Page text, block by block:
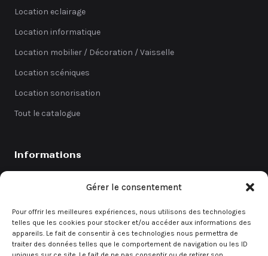
Gérer le consentement
Pour offrir les meilleures expériences, nous utilisons des technologies
telles que les cookies pour stocker et/ou accéder aux informations des
appareils. Le fait de consentir à ces technologies nous permettra de
traiter des données telles que le comportement de navigation ou les ID
Location eclairage
Location informatique
Location mobilier / Décoration / Vaisselle
Location scéniques
Location sonorisation
Tout le catalogue
Informations
Contact
Demande de devis